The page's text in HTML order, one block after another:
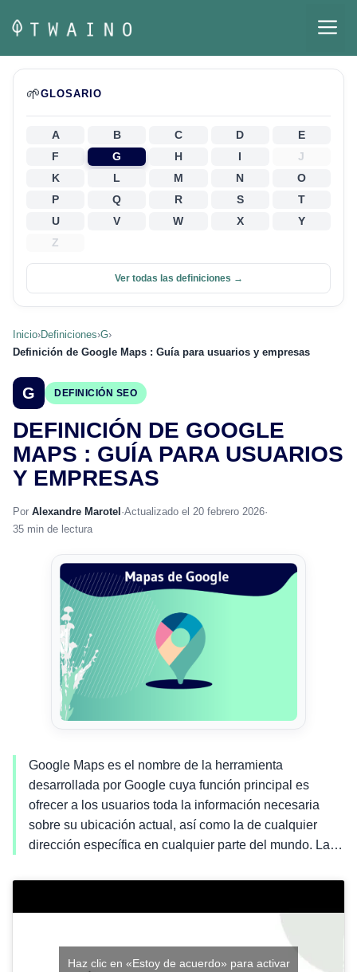
contenido
🌱GLOSARIO
A B C D
E
F
G H I
J
K
L M N
O
P
Q R S
T
U
V W X
Y
Z
Ver todas las definiciones →
Inicio›Definiciones›G›
Definición de Google Maps : Guía para usuarios y empresas
G DEFINICIÓN SEO
DEFINICIÓN DE GOOGLE
MAPS : GUÍA PARA USUARIOS
Y EMPRESAS
Por Alexandre Marotel ·Actualizado el 20 febrero 2026·
35 min de lectura
Google Maps es el nombre de la herramienta
desarrollada por Google cuya función principal es
ofrecer a los usuarios toda la información necesaria
sobre su ubicación actual, así como la de cualquier
dirección específica en cualquier parte del mundo. La…
Haz clic en «Estoy de acuerdo» para activar